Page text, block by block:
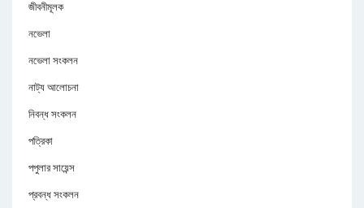
জীবনীমূলক
নভেলা
নভেলা সংকলন
নাট্য আলোচনা
নিবন্ধ সংকলন
পত্রিকা
পপুলার সায়েন্স
প্রবন্ধ সংকলন